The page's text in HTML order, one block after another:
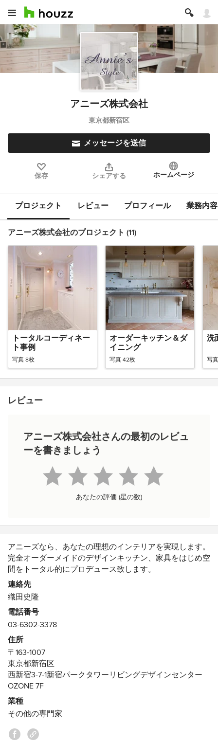
アニーズ株式会社
東京都新宿区
メッセージを送信
保存 シェアする ホームページ
プロジェクト レビュー プロフィール 業務内容
アニーズ株式会社のプロジェクト (11)
トータルコーディネー
ト事例
写真 8枚
オーダーキッチン＆ダ
イニング
写真 42枚
洗
写
レビュー
アニーズ株式会社さんの最初のレビュ
ーを書きましょう
あなたの評価 (星の数)
アニーズなら、あなたの理想のインテリアを実現します。
完全オーダーメイドのデザインキッチン、家具をはじめ空
間をトータル的にプロデュース致します。
オーダー家具についてはお客様のご希望を細部まで取り入
れることができるから、世界に一つだけの理想のキッチン
や洗面、カップボードやリビングボードなどが完成しま
す。
また、イメージするインテリア空間『輸入住宅風にした
い』や『高級感あるホテルライクにしたい』などひとつひ
とつの思いをカタチにします。リフォームや新築をご検討
の方も是非、ご相談下さい。
私たちアニーズが、あなたの『こだわりの空間』つくりを
お手伝いいたします。
連絡先
織田史隆
電話番号
03-6302-3378
住所
〒163-1007
東京都新宿区
西新宿3-7-1新宿パークタワーリビングデザインセンター
OZONE 7F
業種
その他の専門家